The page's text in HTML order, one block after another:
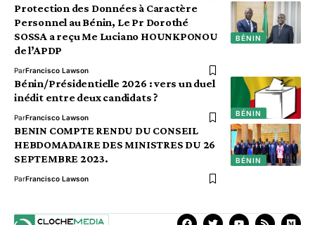
BÉNIN
Protection des Données à Caractère
Personnel au Bénin, Le Pr Dorothé
SOSSA a reçu Me Luciano HOUNKPONOU
de l’APDP
ParFrancisco Lawson
BÉNIN
Bénin/Présidentielle 2026 : vers un duel
inédit entre deux candidats ?
ParFrancisco Lawson
BÉNIN
BENIN COMPTE RENDU DU CONSEIL
HEBDOMADAIRE DES MINISTRES DU 26
SEPTEMBRE 2023.
ParFrancisco Lawson